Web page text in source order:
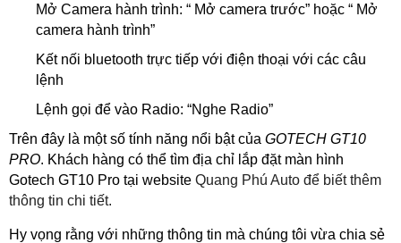
Mở Camera hành trình: “ Mở camera trước” hoặc “ Mở
camera hành trình”
Kết nối bluetooth trực tiếp với điện thoại với các câu
lệnh
Lệnh gọi để vào Radio: “Nghe Radio”
Trên đây là một số tính năng nổi bật của GOTECH GT10
PRO. Khách hàng có thể tìm địa chỉ lắp đặt màn hình
Gotech GT10 Pro tại website Quang Phú Auto để biết thêm
thông tin chi tiết.
Hy vọng rằng với những thông tin mà chúng tôi vừa chia sẻ